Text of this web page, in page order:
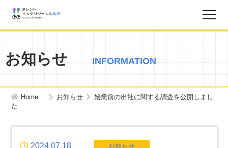
タレントインテリジェンス総研とは？
お知らせ INFORMATION
Home お知らせ
始業前の出社に関する調査を公開しまし
た
2024.07.18 お知らせ